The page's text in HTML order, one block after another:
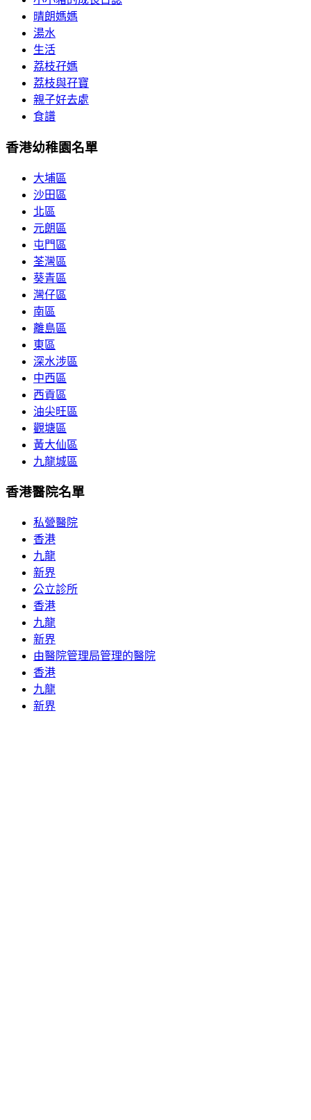
晴朗媽媽
湯水
生活
荔枝孖媽
荔枝與孖寶
親子好去處
食譜
香港幼稚園名單
大埔區
沙田區
北區
元朗區
屯門區
荃灣區
葵青區
灣仔區
南區
離島區
東區
深水涉區
中西區
西貢區
油尖旺區
觀塘區
黃大仙區
九龍城區
香港醫院名單
私營醫院
香港
九龍
新界
公立診所
香港
九龍
新界
由醫院管理局管理的醫院
香港
九龍
新界